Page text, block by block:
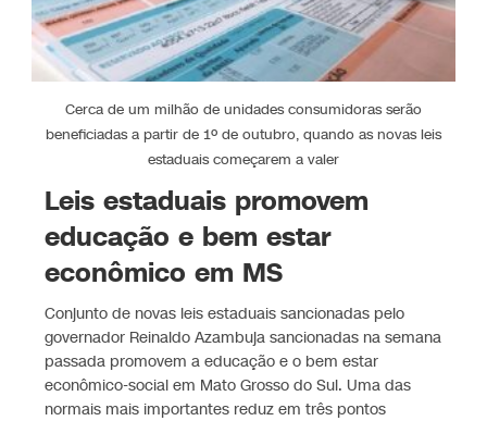
Cerca de um milhão de unidades consumidoras serão
beneficiadas a partir de 1º de outubro, quando as novas leis
estaduais começarem a valer
Leis estaduais promovem
educação e bem estar
econômico em MS
Conjunto de novas leis estaduais sancionadas pelo
governador Reinaldo Azambuja sancionadas na semana
passada promovem a educação e o bem estar
econômico-social em Mato Grosso do Sul. Uma das
normais mais importantes reduz em três pontos